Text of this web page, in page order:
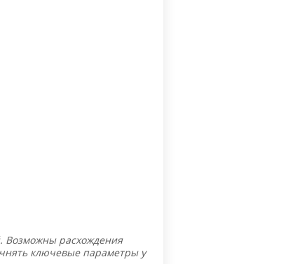
Возможны расхождения
ключевые параметры у